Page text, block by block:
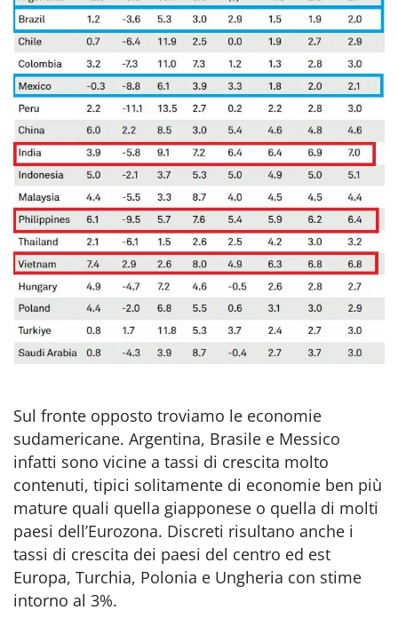
Sul fronte opposto troviamo le economie
sudamericane. Argentina, Brasile e Messico
infatti sono vicine a tassi di crescita molto
contenuti, tipici solitamente di economie ben più
mature quali quella giapponese o quella di molti
paesi dell’Eurozona. Discreti risultano anche i
tassi di crescita dei paesi del centro ed est
Europa, Turchia, Polonia e Ungheria con stime
intorno al 3%.